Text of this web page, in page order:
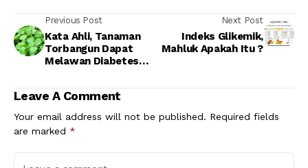
Previous Post
Kata Ahli, Tanaman
Torbangun Dapat
Melawan Diabetes
Next Post
Indeks Glikemik,
Mahluk Apakah Itu ?
Leave A Comment
Your email address will not be published. Required fields
are marked *